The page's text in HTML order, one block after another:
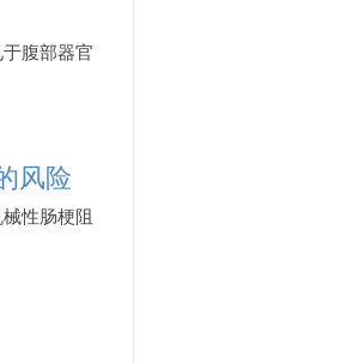
腹部器官
风险
性肠梗阻